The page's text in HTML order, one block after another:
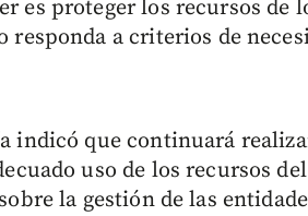
es proteger los recursos de
responda a criterios de
indicó que continuará
uso de los recursos
la gestión de las